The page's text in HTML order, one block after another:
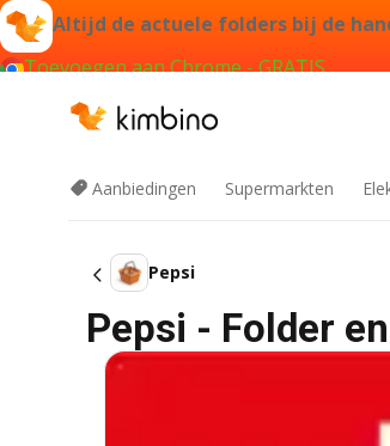
Altijd de actuele folders bij de
Toevoegen aan Chrome - GRATIS
Aanbiedingen Supermarkten
Pepsi
Pepsi - Folder